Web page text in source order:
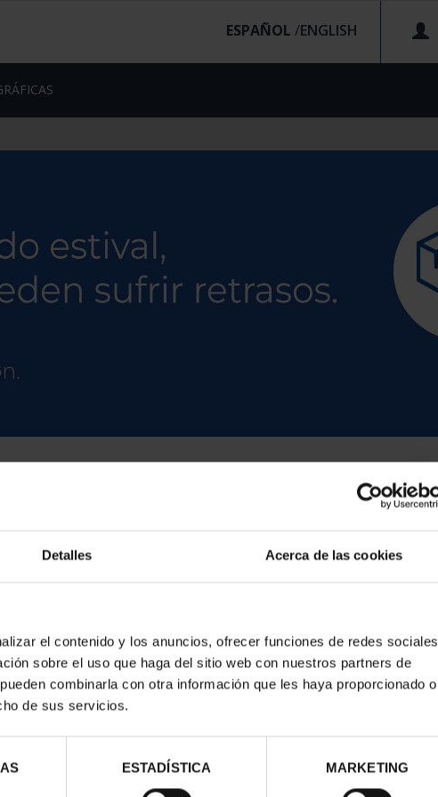
Detalles Acerca de las cookies
el contenido y los anuncios, ofrecer funciones de redes sociales
sobre el uso que haga del sitio web con nuestros partners de
combinarla con otra información que les haya proporcionado o
de sus servicios.
ESTADÍSTICA MARKETING
ESPAÑOL /